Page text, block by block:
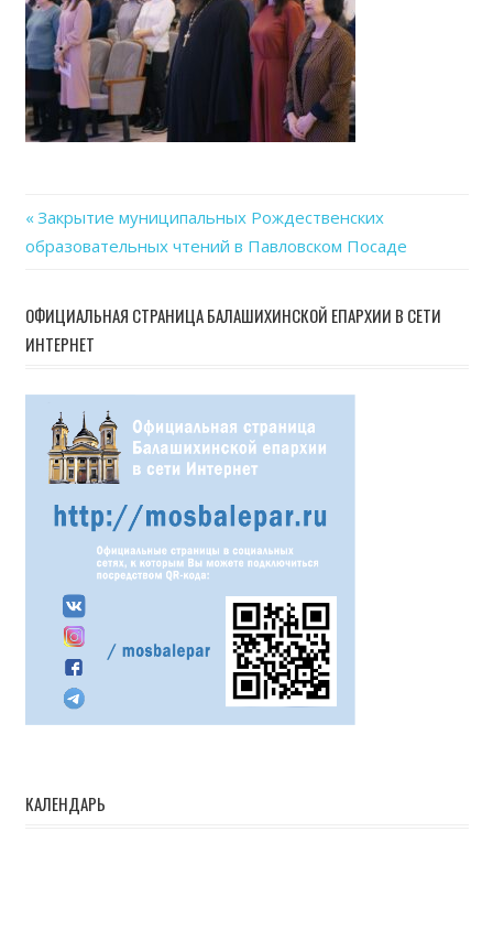
Навигация
записям
Previous
Post:
Закрытие муниципальных Рождественских
образовательных чтений в Павловском Посаде
ОФИЦИАЛЬНАЯ СТРАНИЦА БАЛАШИХИНСКОЙ ЕПАРХИИ В СЕТИ
ИНТЕРНЕТ
КАЛЕНДАРЬ